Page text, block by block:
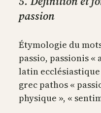
passion
Étymologie du
passio, passionis «
latin
grec pathos «
physique », «